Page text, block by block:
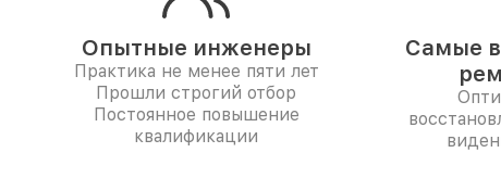
Опытные инженеры
Практика не менее пяти лет
Прошли строгий отбор
Постоянное повышение
квалификации
Самые